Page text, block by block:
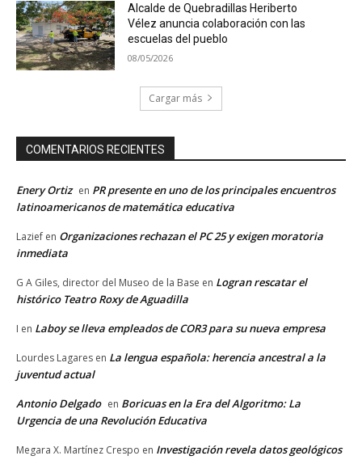
Alcalde de Quebradillas Heriberto
Vélez anuncia colaboración con las
escuelas del pueblo
08/05/2026
Cargar más
COMENTARIOS RECIENTES
Enery Ortiz en PR presente en uno de los principales encuentros
latinoamericanos de matemática educativa
Lazief en Organizaciones rechazan el PC 25 y exigen moratoria
inmediata
G A Giles, director del Museo de la Base en Logran rescatar el
histórico Teatro Roxy de Aguadilla
I en Laboy se lleva empleados de COR3 para su nueva empresa
Lourdes Lagares en La lengua española: herencia ancestral a la
juventud actual
Antonio Delgado en Boricuas en la Era del Algoritmo: La
Urgencia de una Revolución Educativa
Megara X. Martínez Crespo en Investigación revela datos geológicos